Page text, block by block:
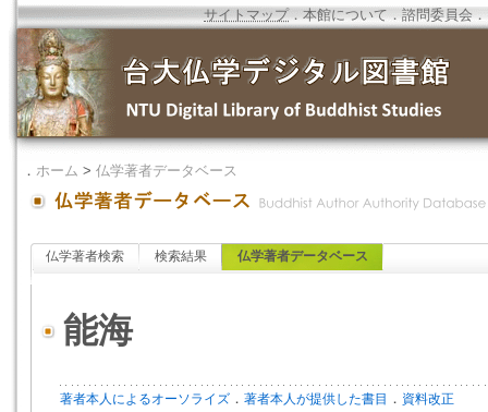
サイトマップ．本館について ．諮問委員会 ．
． ホーム > 仏学著者データベース
仏学著者検索 検索結果 仏学著者データベース
能海
著者本人によるオーソライズ ． 著者本人が提供した書目 ． 資料改正